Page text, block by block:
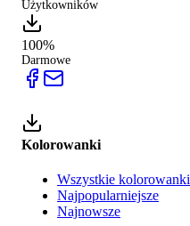
Użytkowników
100%
Darmowe
Kolorowanki
Wszystkie kolorowanki
Najpopularniejsze
Najnowsze